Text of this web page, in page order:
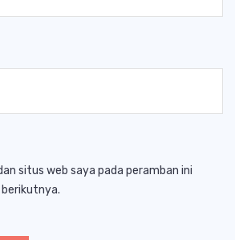
situs web saya pada peramban ini